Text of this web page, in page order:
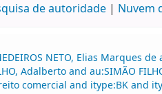
de autoridade Nuvem
NETO, Elias Marques
Adalberto and au:SIMÃO
comercial and itype:BK and